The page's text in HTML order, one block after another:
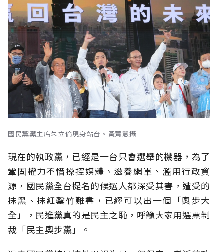
國民黨黨主席朱立倫現身站台。黃菁慧攝
現在的執政黨，已經是一台只會選舉的機器，為了
鞏固權力不惜操控媒體、滋養網軍、濫用行政資
源，國民黨全台提名的候選人都深受其害，遭受的
抹黑、抹紅罄竹難書，已經可以出一個「奧步大
全」，民進黨真的是民主之恥，呼籲大家用選票制
裁「民主奧步黨」。